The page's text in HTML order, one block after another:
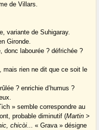
de Villars.
variante de Suhigaray.
Gironde.
donc labourée ? défrichée ?
mais rien ne dit que ce soit le
? enrichie d’humus ?
» semble correspondre au
probable diminutif (Martin >
chicòi... « Grava » désigne